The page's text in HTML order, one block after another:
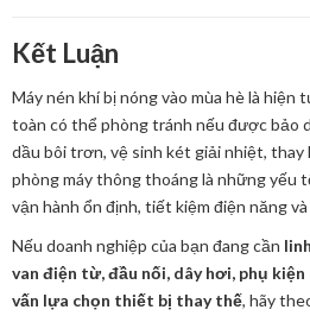
Kết Luận
Máy nén khí bị nóng vào mùa hè là hiện
toàn có thể phòng tránh nếu được bảo
dầu bôi trơn, vệ sinh két giải nhiệt, thay
phòng máy thông thoáng là những yếu
vận hành ổn định, tiết kiệm điện năng
Nếu doanh nghiệp của bạn đang cần
van điện từ, đầu nối, dây hơi, phụ
vấn lựa chọn thiết bị thay thế, hãy